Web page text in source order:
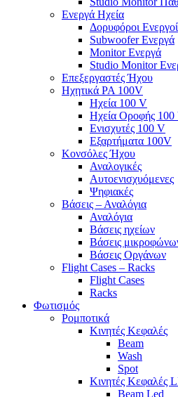
Ενεργά Ηχεία
Δορυφόροι Ενεργοί
Subwoofer Ενεργά
Monitor Ενεργά
Studio Monitor
Επεξεργαστές Ήχου
Ηχητικά PA 100V
Ηχεία 100 V
Ηχεία Οροφής 100
Ενισχυτές 100 V
Εξαρτήματα 100V
Κονσόλες Ήχου
Αναλογικές
Αυτοενισχυόμενες
Ψηφιακές
Βάσεις – Αναλόγια
Αναλόγια
Βάσεις ηχείων
Βάσεις
Βάσεις Οργάνων
Flight Cases – Racks
Flight Cases
Racks
Φωτισμός
Ρομποτικά
Κινητές Κεφαλές
Beam
Wash
Spot
Κινητές Κεφαλές
Beam Led